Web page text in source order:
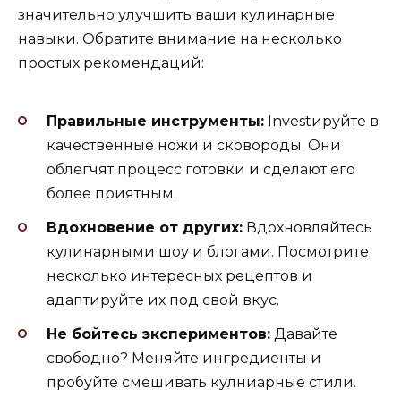
значительно улучшить ваши кулинарные
навыки. Обратите внимание на несколько
простых рекомендаций:
Правильные инструменты: Investируйте в
качественные ножи и сковороды. Они
облегчят процесс готовки и сделают его
более приятным.
Вдохновение от других: Вдохновляйтесь
кулинарными шоу и блогами. Посмотрите
несколько интересных рецептов и
адаптируйте их под свой вкус.
Не бойтесь экспериментов: Давайте
свободно? Меняйте ингредиенты и
пробуйте смешивать кулниарные стили.